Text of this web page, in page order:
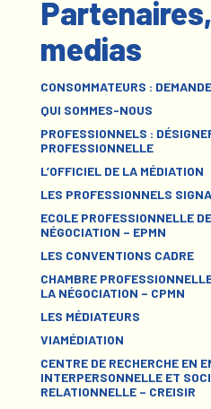
medias
CONSOMMATEURS :
QUI SOMMES-NOUS
PROFESSIONNELS :
PROFESSIONNELLE
L’OFFICIEL DE LA MÉDIATION
LES PROFESSIONNELS
ECOLE PROFESSIONNELLE
NÉGOCIATION – EPMN
LES CONVENTIONS CADRE
CHAMBRE
LA NÉGOCIATION – CPMN
LES MÉDIATEURS
VIAMÉDIATION
CENTRE DE RECHERCHE EN
INTERPERSONNELLE ET
RELATIONNELLE – CREISIR